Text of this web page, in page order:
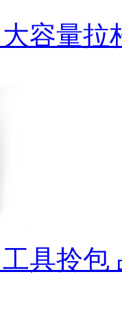
容量拉
具拎包